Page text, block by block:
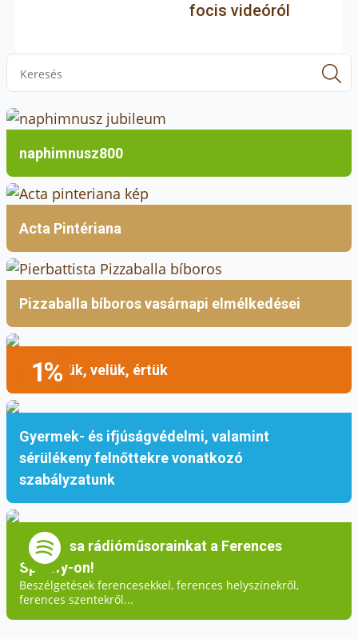
focis videóról
naphimnusz800
Acta Pintériana
Pizzaballa bíboros vasárnapi elmélkedései
1%
Mellettük, velük, értük
Gyermek- és ifjúságvédelmi, valamint
sérülékeny felnőttekre vonatkozó
szabályzatunk
Hallgassa rádióműsorainkat a Ferences
Spotify-on!
Beszélgetések ferencesekkel, ferences helyszínekről,
ferences szentekről...